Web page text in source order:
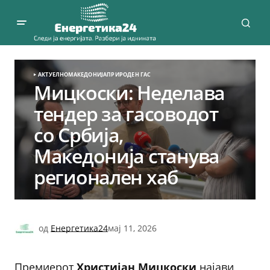
АКТУЕЛНОМАКЕДОНИЈАПРИРОДЕН ГАС
Мицкоски: Неделава
тендер за гасоводот
со Србија,
Македонија станува
регионален хаб
од Енергетика24мај 11, 2026
Премиерот Христијан Мицкоски најави